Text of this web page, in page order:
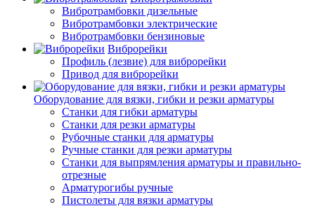
Вибротрамбовки дизельные
Вибротрамбовки электрические
Вибротрамбовки бензиновые
Виброрейки
Профиль (лезвие) для виброрейки
Привод для виброрейки
Оборудование для вязки, гибки и резки арматуры
Станки для гибки арматуры
Станки для резки арматуры
Рубочные станки для арматуры
Ручные станки для резки арматуры
Станки для выпрямления арматуры и правильно-
отрезные
Арматурогибы ручные
Пистолеты для вязки арматуры